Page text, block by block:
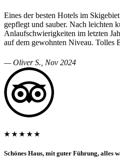
Eines der besten Hotels im
gepflegt und sauber. Nach leichten
Anlaufschwierigkeiten im letzten
auf dem gewohnten Niveau. Tolles
— Oliver S., Nov 2024
★ ★ ★ ★ ★
Schönes Haus, mit guter Führung, alles